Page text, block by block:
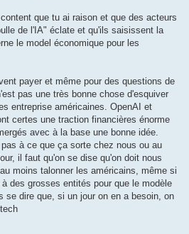
que tu ai raison et que des acteurs
de l'IA" éclate et qu'ils saisissent la
le model économique pour les
payer et même pour des questions de
pas une très bonne chose d'esquiver
entreprise américaines. OpenAI et
certes une traction financières énorme
avec à la base une bonne idée.
à ce que ça sorte chez nous ou au
il faut qu'on se dise qu'on doit nous
moins talonner les américains, même si
des grosses entités pour que le modèle
se dire que, si un jour on en a besoin, on